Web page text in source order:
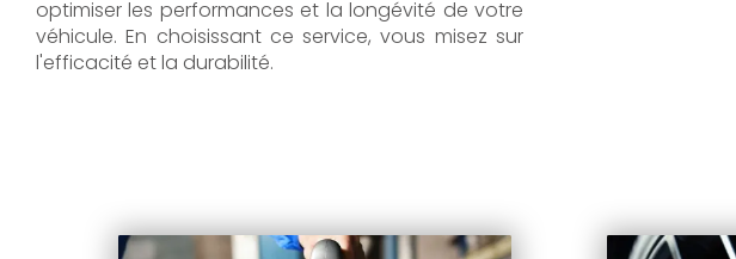
optimiser les performances et la longévité de votre
véhicule. En choisissant ce service, vous misez sur
l'efficacité et la durabilité.